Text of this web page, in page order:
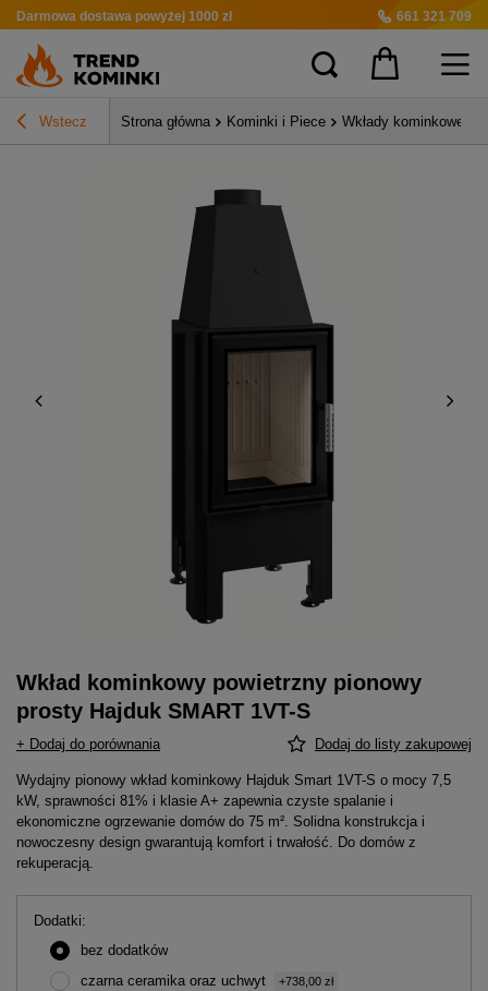
Darmowa dostawa powyżej 1000 zł 661 321 709
Wstecz Strona główna Kominki i Piece Wkłady kominkowe
Wkład kominkowy powietrzny pionowy
prosty Hajduk SMART 1VT-S
+ Dodaj do porównania Dodaj do listy zakupowej
Wydajny pionowy wkład kominkowy Hajduk Smart 1VT-S o mocy 7,5
kW, sprawności 81% i klasie A+ zapewnia czyste spalanie i
ekonomiczne ogrzewanie domów do 75 m². Solidna konstrukcja i
nowoczesny design gwarantują komfort i trwałość. Do domów z
rekuperacją.
Dodatki
bez dodatków
czarna ceramika oraz uchwyt
+738,00 zł